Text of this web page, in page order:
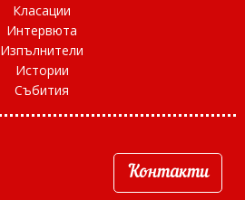
Класации
Интервюта
Изпълнители
Истории
Събития
Контакти